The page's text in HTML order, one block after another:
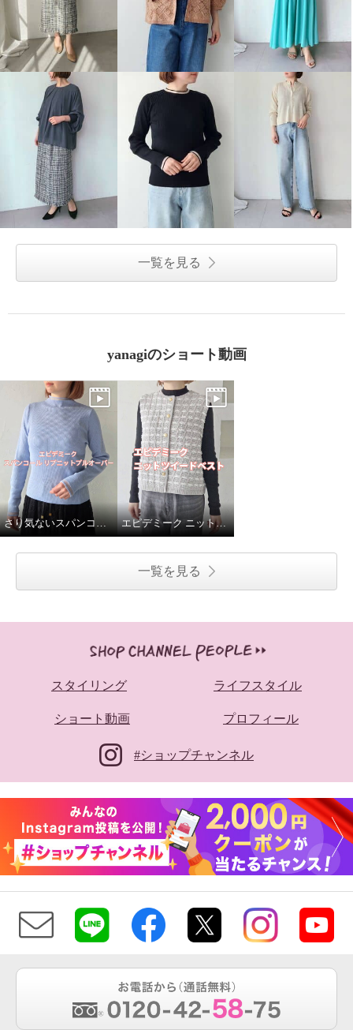
一覧を見る
yanagiのショート動画
さり気ないスパンコールがポイント✨ エピデミーク ニットツイードベスト
一覧を見る
スタイリング ライフスタイル
ショート動画 プロフィール
#ショップチャンネル